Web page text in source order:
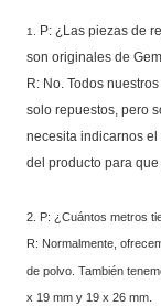
1.
P: ¿Las piezas de
son originales de
R: No. Todos
solo repuestos, pero
necesita indicarnos
del producto para
2. P: ¿Cuántos metros
R: Normalmente,
de polvo. También
x 19 mm y 19 x 26 mm.